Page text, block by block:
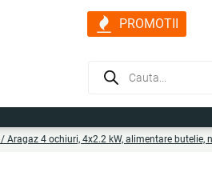
PROMOTII
Products
/ Aragaz 4 ochiuri, 4x2.2 kW, alimentare butelie,